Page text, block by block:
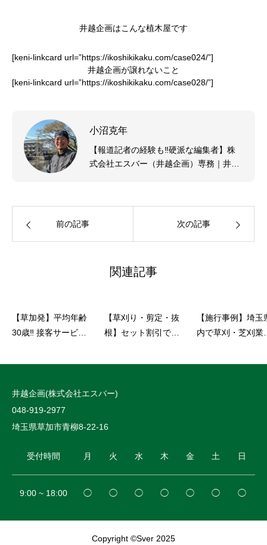
井越企画はこんな植木屋です
[keni-linkcard url=”https://ikoshikikaku.com/case024/”]
井越企画が譲れないこと
[keni-linkcard url=”https://ikoshikikaku.com/case028/”]
小沼克年
【報道記者の経験も‼硬派な編集者】株
式会社エスバー（井越企画）専務｜井越
画(福祉サービス業、キッチンカー、メン
ズ美容ブランド）に従事｜趣味はホーム
前の記事 次の記事
関連記事
【草加発】平均年齢
30歳‼ 接客サービス
【伐採・剪定】
【草刈り・剪定・抜
根】セット割引でオ
【施行事例】埼玉
内で草刈・芝刈業
谷市、三郷市など
井越企画(株式会社エスバー)
048-919-2977
埼玉県草加市青柳8-22-16
受付時間 月 火 水 木 金 土 日
9:00 ~ 18:00 ◯ ◯ ◯ ◯ ◯ ◯ ◯
Copyright ©Sver 2025